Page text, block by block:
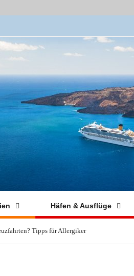
Häfen & Ausflüge
Tipps für Allergiker